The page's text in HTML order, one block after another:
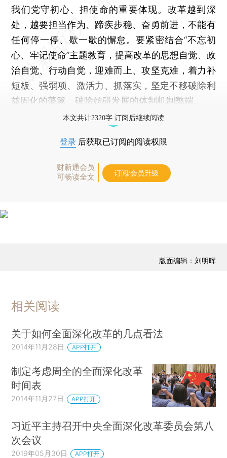
我们党守初心、担使命的重要体现。改革越到深
处，越要担当作为、蹄疾步稳、奋勇前进，不能有
任何停一停、歇一歇的懈怠。要紧密结合“不忘初
心、牢记使命”主题教育，提高改革的思想自觉、政
治自觉、行动自觉，迎难而上、攻坚克难，着力补
短板、强弱项、激活力、抓落实，坚定不移破除利
益固化的藩篱、破除妨碍发展的体制机制弊端。
本文共计2320字 订阅后继续阅读
登录 后获取已订阅的阅读权限
财新通会员
可畅读全文
订阅/会员升级
版面编辑：刘明晖
相关阅读
关于如何全面深化改革的几点看法
2014年11月28日 APP打开
制定考虑周全的全面深化改革
时间表
2014年11月27日 APP打开
习近平主持召开中央全面深化改革委员会第八
次会议
2019年05月30日 APP打开